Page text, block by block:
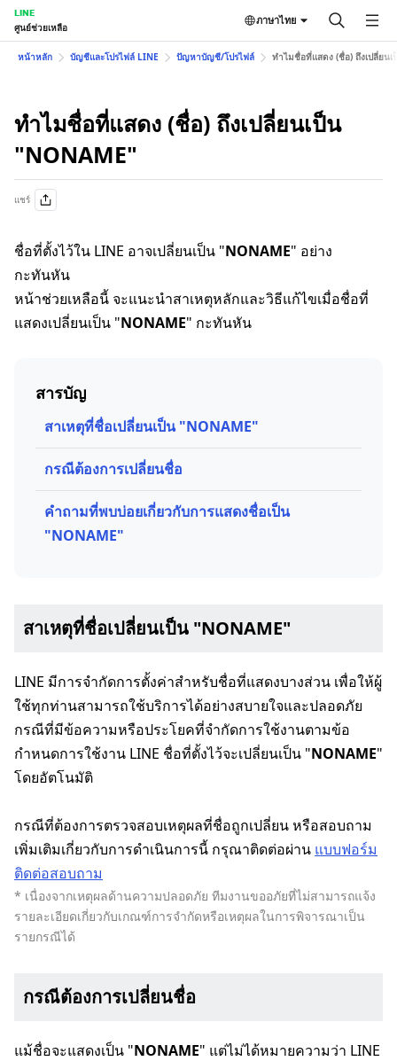
LINE
ศูนย์ช่วยเหลือ
ภาษาไทย
หน้าหลัก บัญชีและโปรไฟล์ LINE ปัญหาบัญชี/โปรไฟล์ ทำไมชื่อที่แสดง (ชื่อ) ถึงเปลี่ยน
ทำไมชื่อที่แสดง (ชื่อ) ถึงเปลี่ยนเป็น
"NONAME"
แชร์
ชื่อที่ตั้งไว้ใน LINE อาจเปลี่ยนเป็น "NONAME" อย่าง
กะทันหัน
หน้าช่วยเหลือนี้ จะแนะนำสาเหตุหลักและวิธีแก้ไขเมื่อชื่อที่
แสดงเปลี่ยนเป็น "NONAME" กะทันหัน
สารบัญ
สาเหตุที่ชื่อเปลี่ยนเป็น "NONAME"
กรณีต้องการเปลี่ยนชื่อ
คำถามที่พบบ่อยเกี่ยวกับการแสดงชื่อเป็น
"NONAME"
สาเหตุที่ชื่อเปลี่ยนเป็น "NONAME"
LINE มีการจำกัดการตั้งค่าสำหรับชื่อที่แสดงบางส่วน เพื่อให้ผู้
ใช้ทุกท่านสามารถใช้บริการได้อย่างสบายใจและปลอดภัย
กรณีที่มีข้อความหรือประโยคที่จำกัดการใช้งานตามข้อ
กำหนดการใช้งาน LINE ชื่อที่ตั้งไว้จะเปลี่ยนเป็น "NONAME"
โดยอัตโนมัติ
กรณีที่ต้องการตรวจสอบเหตุผลที่ชื่อถูกเปลี่ยน หรือสอบถาม
เพิ่มเติมเกี่ยวกับการดำเนินการนี้ กรุณาติดต่อผ่าน แบบฟอร์ม
ติดต่อสอบถาม
* เนื่องจากเหตุผลด้านความปลอดภัย ทีมงานขออภัยที่ไม่สามารถแจ้ง
รายละเอียดเกี่ยวกับเกณฑ์การจำกัดหรือเหตุผลในการพิจารณาเป็น
รายกรณีได้
กรณีต้องการเปลี่ยนชื่อ
แม้ชื่อจะแสดงเป็น "NONAME" แต่ไม่ได้หมายความว่า LINE